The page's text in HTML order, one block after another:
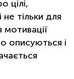
цілі,
не тільки для
мотивації
описуються і